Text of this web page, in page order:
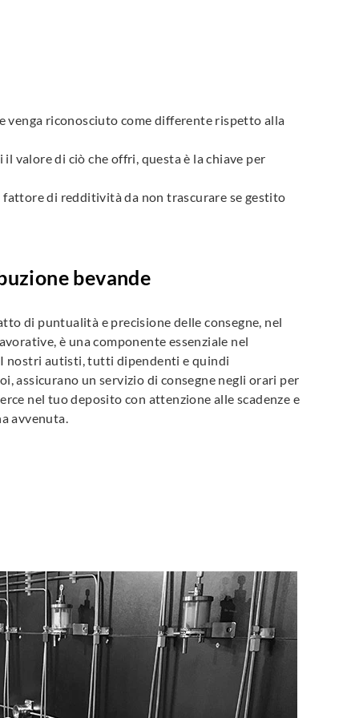
venga riconosciuto come differente rispetto alla
valore di ciò che offri, questa è la chiave per
di redditività da non trascurare se gestito
bevande
di puntualità e precisione delle consegne, nel
è una componente essenziale nel
nostri autisti, tutti dipendenti e quindi
assicurano un servizio di consegne negli orari per
nel tuo deposito con attenzione alle scadenze e
avvenuta.